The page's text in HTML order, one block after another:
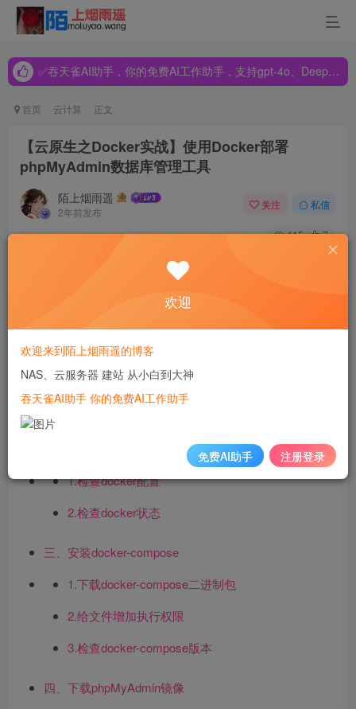
✅吞天雀AI助手，你的免费AI工作助手，支持gpt-4o、DeepSeek、Claude🔥🔥🔥🔥
✅吞天雀AI助手，你的免费AI工作助手，支持gpt-4o、DeepSeek、Claude🔥🔥🔥🔥
首页 云计算 正文
【云原生之Docker实战】使用Docker部署
phpMyAdmin数据库管理工具
陌上烟雨遥
2年前发布
关注 私信
115 7
【云原生之Docker实战】使用Docker部署
phpMyAdmin数据库管理工具
一、phpMyAdmin介绍
1.phpMyAdmin简介
2.phpMyAdmin特点
1.检查docker配置
2.检查docker状态
三、安装docker-compose
1.下载docker-compose二进制包
2.给文件增加执行权限
3.检查docker-compose版本
四、下载phpMyAdmin镜像
欢迎
欢迎来到陌上烟雨遥的博客
NAS、云服务器 建站 从小白到大神
吞天雀AI助手 你的免费AI工作助手
免费AI助手 注册登录